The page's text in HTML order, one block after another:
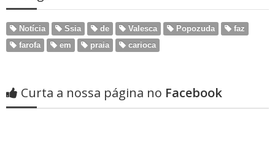
Notícia Ssia de Valesca Popozuda
faz
farofa
em praia carioca
Curta a nossa página no Facebook